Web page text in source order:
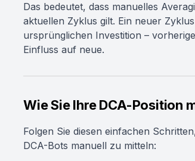
Das bedeutet, dass manuelles
aktuellen Zyklus gilt. Ein neuer
ursprünglichen Investition –
Einfluss auf neue.
Wie Sie Ihre DCA-Position
Folgen Sie diesen einfachen
DCA-Bots manuell zu mitteln: